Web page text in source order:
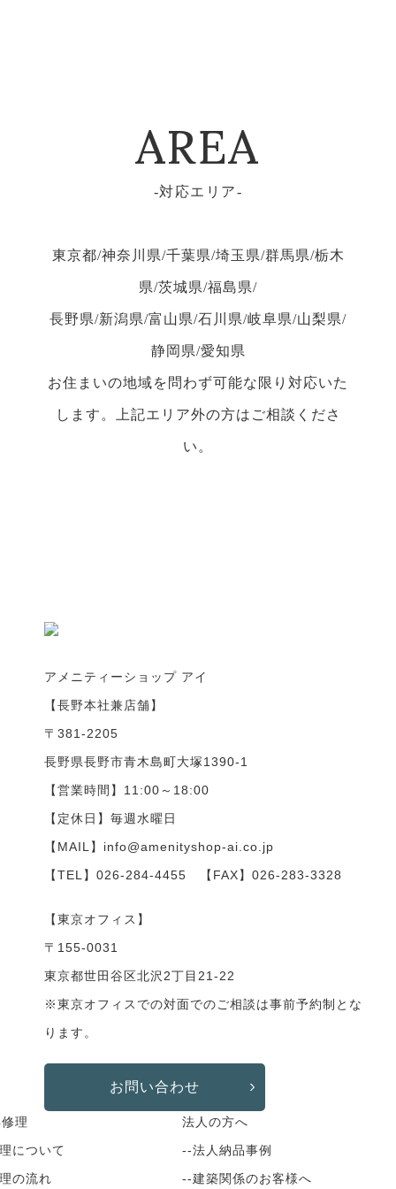
AREA
対応エリア
東京都/神奈川県/千葉県/埼玉県/群馬県/栃木
県/茨城県/福島県/
長野県/新潟県/富山県/石川県/岐阜県/山梨県/
静岡県/愛知県
お住まいの地域を問わず可能な限り対応いた
します。上記エリア外の方はご相談くださ
い。
アメニティーショップ アイ
【長野本社兼店舗】
〒381-2205
長野県長野市青木島町大塚1390-1
【営業時間】11:00～18:00
【定休日】毎週水曜日
【MAIL】info@amenityshop-ai.co.jp
【TEL】 026-284-4455 【FAX】026-283-3328
【東京オフィス】
〒155-0031
東京都世田谷区北沢2丁目21-22
※東京オフィスでの対面でのご相談は事前予約制とな
ります。
お問い合わせ
理
について
の流れ
法人の方へ
--法人納品事例
--建築関係のお客様へ